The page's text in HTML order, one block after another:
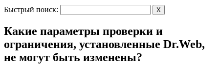
Быстрый поиск: X
Какие параметры проверки и
ограничения, установленные Dr.Web,
не могут быть изменены?